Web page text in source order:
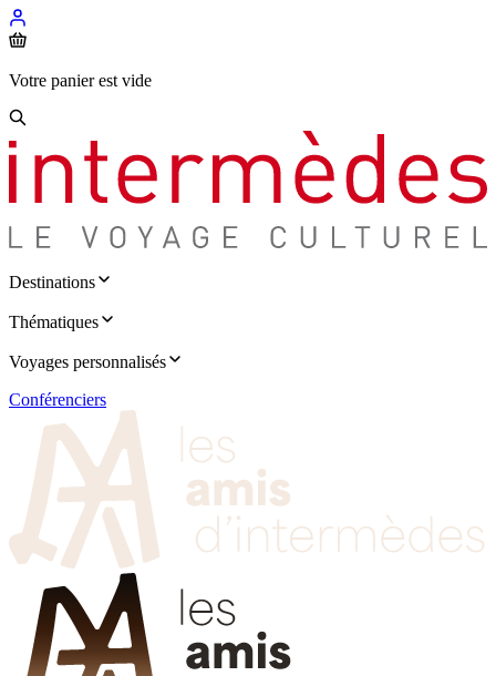
Votre panier est vide
Destinations
Thématiques
Voyages personnalisés
Conférenciers